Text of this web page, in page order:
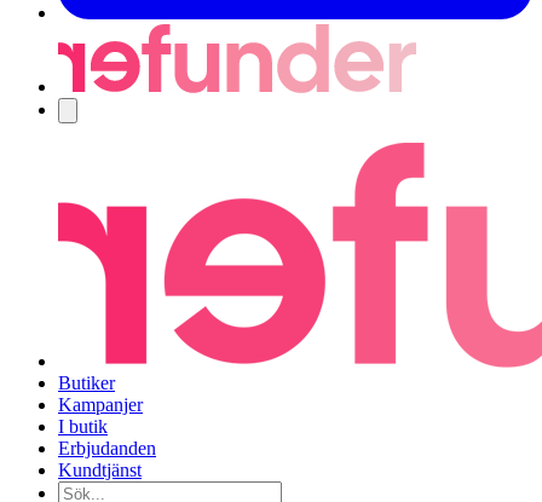
Butiker
Kampanjer
I butik
Erbjudanden
Kundtjänst
Sök...